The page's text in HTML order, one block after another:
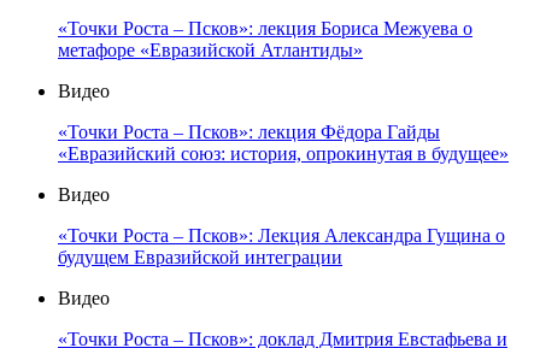
«Точки Роста – Псков»: лекция Бориса Межуева о
метафоре «Евразийской Атлантиды»
Видео
«Точки Роста – Псков»: лекция Фёдора Гайды
«Евразийский союз: история, опрокинутая в будущее»
Видео
«Точки Роста – Псков»: Лекция Александра Гущина о
будущем Евразийской интеграции
Видео
«Точки Роста – Псков»: доклад Дмитрия Евстафьева и